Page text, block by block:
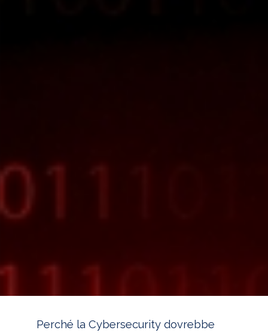
Perché la Cybersecurity dovrebbe